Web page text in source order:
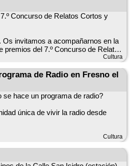
al apasionante mundo de la
a vivirlo!
Concurso de Relatos Cortos y
Os invitamos a acompañarnos en la
premios del 7.º Concurso de Relatos
que vuelve a poner en valor la
horasSalón de Plenos del
el Viejo
reconocer el esfuerzo y la
personas participantes y mucha
#Poesía #ConcursoLiterario
Cultura
de Radio en Fresno el
hace un programa de radio?
única de vivir la radio desde
junio, el programa "Es la Mañana de
dedicando su espacio a nuestro
Cultura